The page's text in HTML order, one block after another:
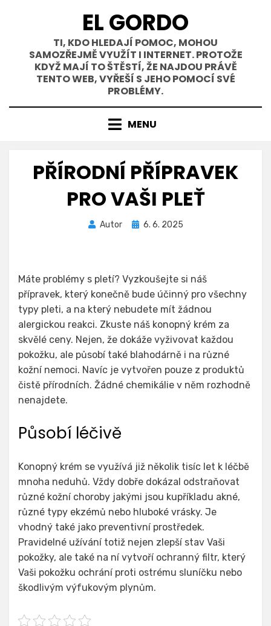
EL GORDO
TI, KDO HLEDAJÍ POMOC, MOHOU
SAMOZŘEJMĚ VYUŽÍT I INTERNET. PROTOŽE
KDYŽ MAJÍ TO ŠTĚSTÍ, ŽE NAJDOU PRÁVĚ
TENTO WEB, VYŘEŠÍ S JEHO POMOCÍ SVÉ
PROBLÉMY.
MENU
PŘÍRODNÍ PŘÍPRAVEK
PRO VAŠI PLEŤ
Autor
Zveřejněno
6. 6. 2025
Máte problémy s pletí? Vyzkoušejte si náš
přípravek, který konečně bude účinný pro všechny
typy pleti, a na který nebudete mít žádnou
alergickou reakci. Zkuste náš konopný krém za
skvělé ceny. Nejen, že dokáže vyživovat každou
pokožku, ale působí také blahodárně i na různé
kožní nemoci. Navíc je vytvořen pouze z produktů
čistě přírodních. Žádné chemikálie v něm rozhodně
nenajdete.
Působí léčivě
Konopný krém se využívá již několik tisíc let k léčbě
mnoha neduhů. Vždy dobře dokázal odstraňovat
různé kožní choroby jakými jsou kupříkladu akné,
různé typy ekzémů nebo hluboké vrásky. Je
vhodný také jako preventivní prostředek.
Pravidelné užívání totiž nejen zlepší stav Vaši
pokožky, ale také na ní vytvoří ochranný filtr, který
Vaši pokožku ochrání proti ostrému sluníčku nebo
škodlivým výfukovým plynům.